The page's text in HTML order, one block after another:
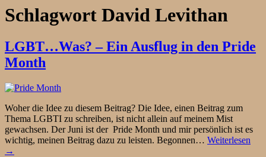
Schlagwort David Levithan
LGBT…Was? – Ein Ausflug in den Pride
Month
Woher die Idee zu diesem Beitrag? Die Idee, einen Beitrag zum
Thema LGBTI zu schreiben, ist nicht allein auf meinem Mist
gewachsen. Der Juni ist der Pride Month und mir persönlich ist es
wichtig, meinen Beitrag dazu zu leisten. Begonnen… Weiterlesen
→